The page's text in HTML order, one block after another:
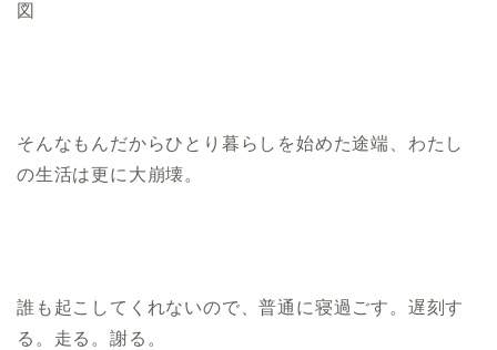
図
そんなもんだからひとり暮らしを始めた途端、わたし
の生活は更に大崩壊。
誰も起こしてくれないので、普通に寝過ごす。遅刻す
る。走る。謝る。